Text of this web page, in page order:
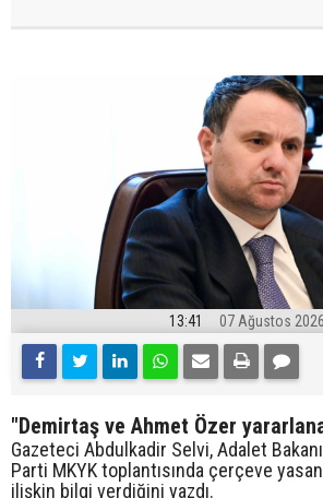
13:41 07 Ağustos 2026
"Demirtaş ve Ahmet Özer
Gazeteci Abdulkadir Selvi, Adalet
Parti MKYK toplantısında çerçeve
ilişkin bilgi verdiğini yazdı.